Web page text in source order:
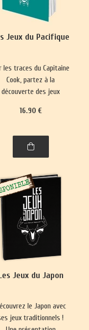
Jeux du Pacifique
les traces du Capitaine
Cook, partez à la
découverte des jeux
Nouvelle-Zélande,
de Brunei.
16.90 €
Jeux du Japon
le Japon avec
jeux traditionnels !